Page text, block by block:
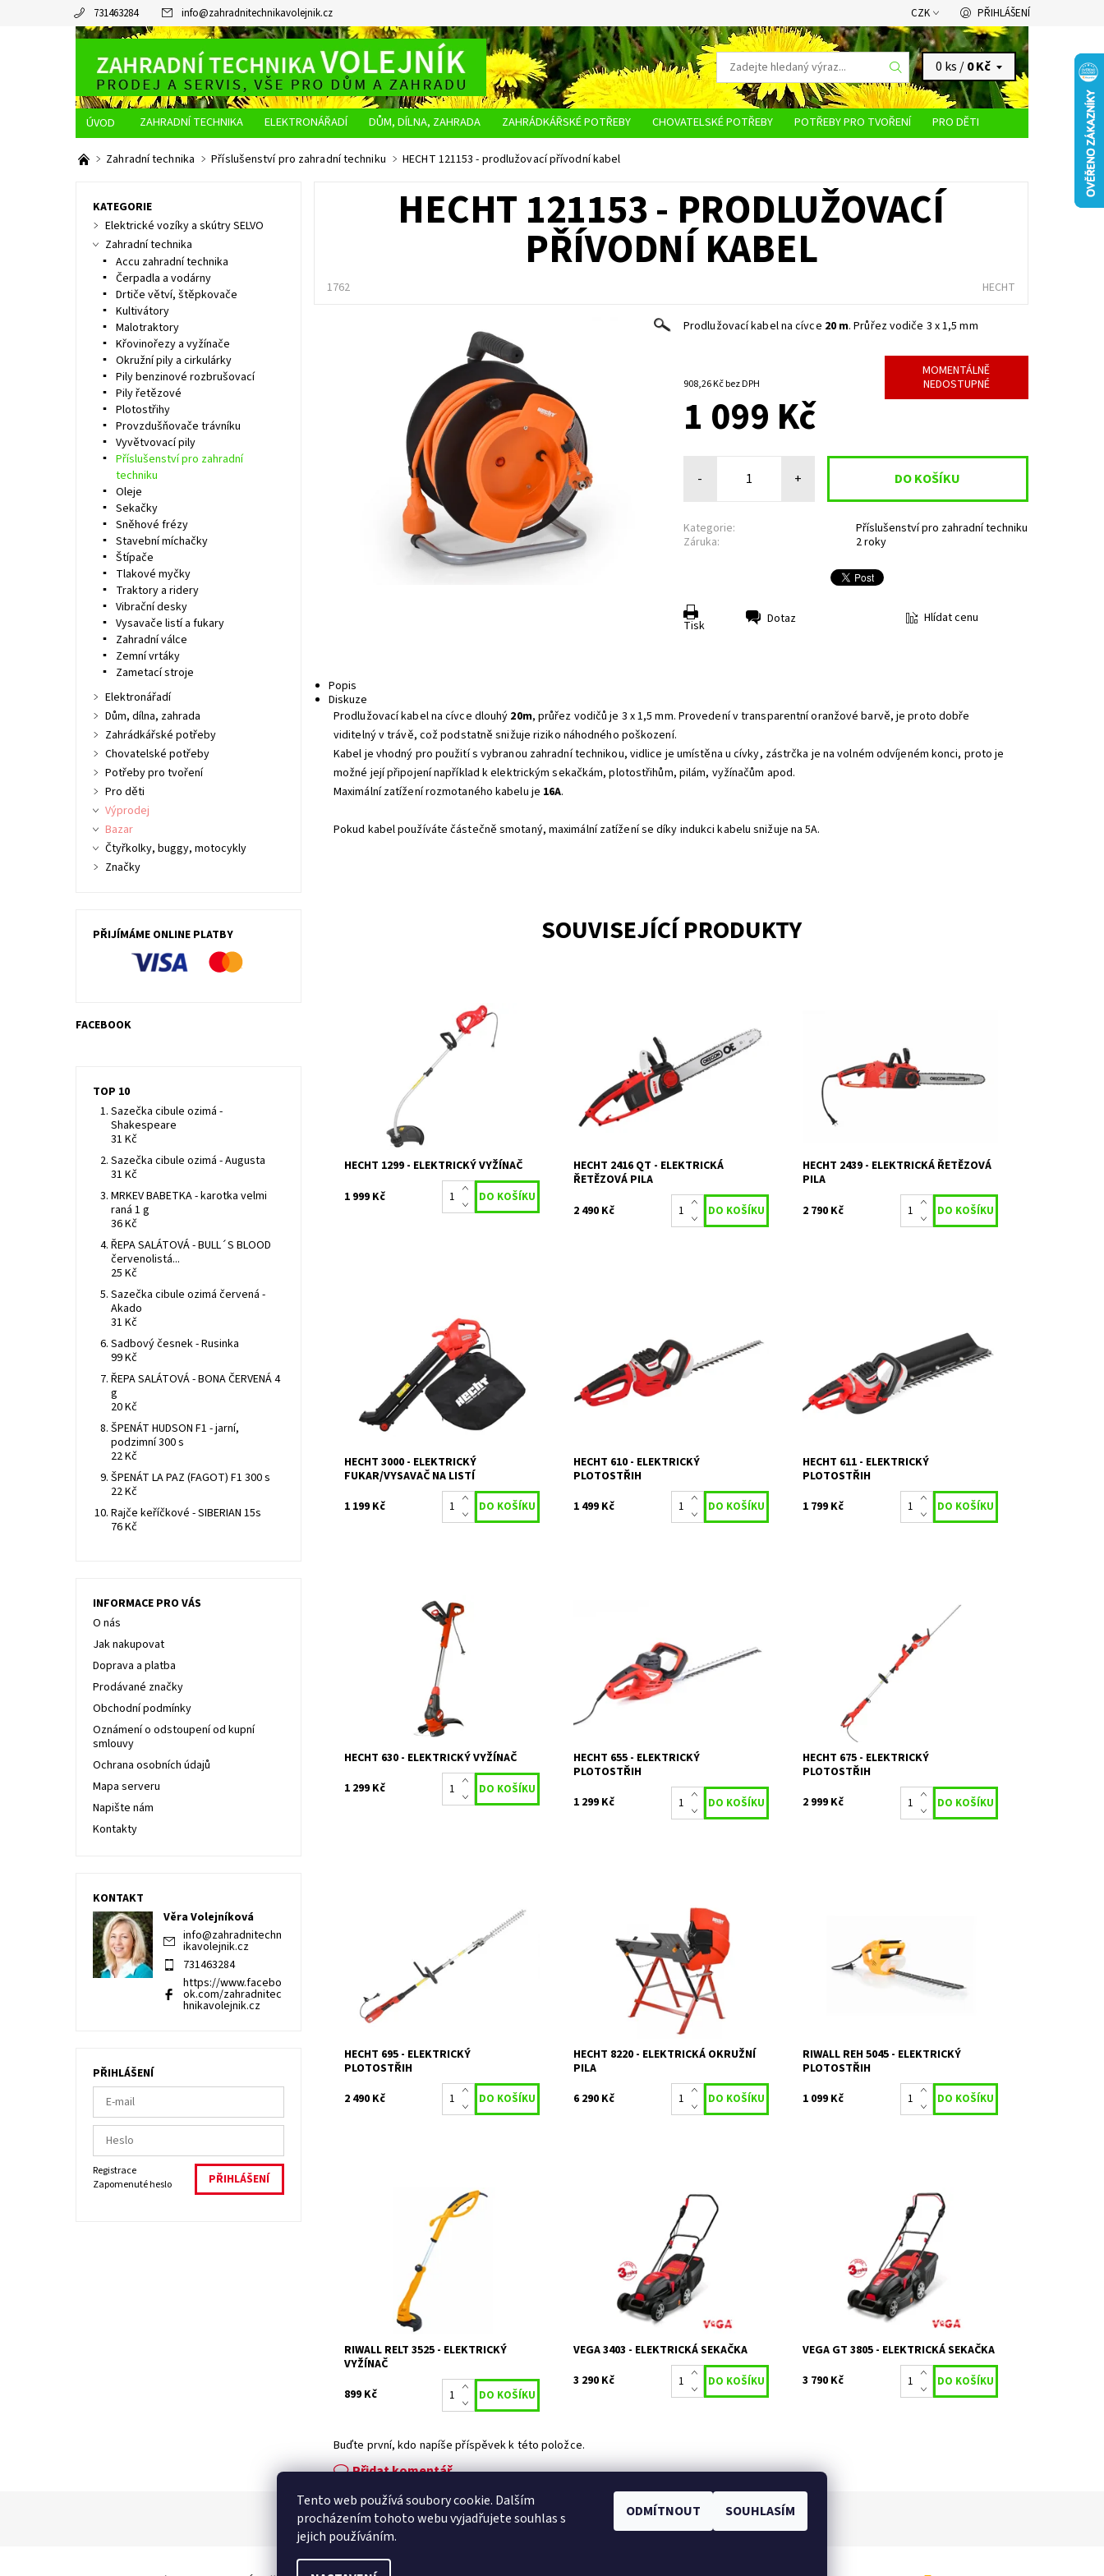
731463284 info@zahradnitechnikavolejnik.cz CZK PŘIHLÁŠENÍ
0 ks /0 Kč
ZAHRADNÍ TECHNIKA ELEKTRONÁŘADÍ DŮM, DÍLNA, ZAHRADA ZAHRÁDKÁŘSKÉ POTŘEBY CHOVATELSKÉ POTŘEBY POTŘEBY PRO TVOŘENÍ
PRO DĚTI
O NÁS
JAK NAKUPOVAT DOPRAVA A PLATBA OBCHODNÍ PODMÍNKY OCHRANA OSOBNÍCH ÚDAJŮ
Zahradní technika Příslušenství pro zahradní techniku HECHT 121153 - prodlužovací přívodní kabel
HECHT 121153 - PRODLUŽOVACÍ
PŘÍVODNÍ KABEL
1762 HECHT
Prodlužovací kabel na cívce 20 m. Průřez vodiče 3 x 1,5 mm
908,26 Kč bez DPH
MOMENTÁLNĚ
NEDOSTUPNÉ
1 099 Kč
- +
Kategorie:
Příslušenství pro zahradní techniku
Záruka:
2 roky
Tisk Dotaz Hlídat cenu
Popis
Diskuze
Prodlužovací kabel na cívce dlouhý 20m, průřez vodičů je 3 x 1,5 mm. Provedení v transparentní oranžové barvě, je proto dobře
viditelný v trávě, což podstatně snižuje riziko náhodného poškození.
Kabel je vhodný pro použití s vybranou zahradní technikou, vidlice je umístěna u cívky, zástrčka je na volném odvíjeném konci, proto je
možné její připojení například k elektrickým sekačkám, plotostřihům, pilám, vyžínačům apod.
Maximální zatížení rozmotaného kabelu je 16A.
Pokud kabel používáte částečně smotaný, maximální zatížení se díky indukci kabelu snižuje na 5A.
SOUVISEJÍCÍ PRODUKTY
Elektrický strunový vyžínač s dělitelnou
hřídelí a ramenním popruhem. Příkon
1200 W. Záběr 38 cm. Hmotnost 4,43 kg.
Dostupnost:
2 roky
HECHT 1299 - ELEKTRICKÝ VYŽÍNAČ
1 999 Kč
Elektrická řetězová pila. SOFT-START.
Příkon 2400 W. Délka lišty 40 cm.
Hmotnost 4,7 kg. Snadné rychloupínání
Dostupnost:
Skladem 1
Kód:
335
Značka:
HECHT 2416 QT - ELEKTRICKÁ
ŘETĚZOVÁ PILA
2 490 Kč
lišty OREGON 40 cm. Hmotnost bez
řezného příslušenství 5 kg. SOFT-
START, zubová opěrka, odlehčení
pnutí...
Dostupnost:
HECHT 2439 - ELEKTRICKÁ ŘETĚZOVÁ
PILA
2 790 Kč
Elektrický vysavač / fukar na listí.
Příkon 3000 W. 45 l sběrný vak. Rychlost
vzduchu 275 km/h.
Dostupnost:
Skladem 2
233
Značka:
HECHT
Záruka:
2 roky
HECHT 3000 - ELEKTRICKÝ
FUKAR/VYSAVAČ NA LISTÍ
1 199 Kč
Délka lišty 61 cm. Max. průměr střihu 24
mm. Hmotnost 3,1 kg.
Dostupnost:
Skladem 1
Kód:
1009
Značka:
HECHT 610 - ELEKTRICKÝ
PLOTOSTŘIH
1 499 Kč
a otočnou rukojetí. Délka lišty 68 cm.
Příkon 750 W. Hmotnost 4 kg.
Dostupnost:
Skladem 1
Kód:
401
Značka:
HECHT
HECHT 611 - ELEKTRICKÝ
PLOTOSTŘIH
1 799 Kč
Elektrický vyžínač s příkonem 600 W.
Je určen pro konečnou úpravu trávníku
po hlavním sečení, nebo menších ploch.
Skladem 1
377
HECHT
2 roky
HECHT 630 - ELEKTRICKÝ VYŽÍNAČ
1 299 Kč
Skladem 1
1006
Značka:
HECHT
Záruka:
2 roky
HECHT 655 - ELEKTRICKÝ
PLOTOSTŘIH
1 299 Kč
Elektrický plotostřih HECHT 675. Příkon
750 W. Celková délka 2,35 - 2,8 m.
Pracovní délka lišty 51 cm. Max. průměr
střihu 28 mm. Hmotnost 5kg.
Skladem 1
HECHT 675 - ELEKTRICKÝ
PLOTOSTŘIH
2 999 Kč
Elektrický plotostřih HECHT 695. Příkon
900 W. Celková délka 2,64 m. Pracovní
délka lišty 41 cm. Max. průměr střihu 20
mm. Hmotnost 4,9 kg.
Skladem 2
Kód:
Značka:
Záruka:
HECHT 695 - ELEKTRICKÝ
PLOTOSTŘIH
2 490 Kč
Elektrická okružní pila s příkonem 2200
W. Max. průměr dřeva 135 mm. Průměr
kotouče 405 mm. Hmotnost 35 kg.
Dostupnost:
Na objednávku
1555
HECHT
2 roky
HECHT 8220 - ELEKTRICKÁ OKRUŽNÍ
PILA
6 290 Kč
Dostupnost:
Skladem 2
1117
RIWALL
2 roky / prodloužená
RIWALL REH 5045 - ELEKTRICKÝ
PLOTOSTŘIH
1 099 Kč
Elektrický vyžínač s lehkým a
výkonným motorem 350 W.
Skladem 1
656
RIWALL
2 roky / prodloužená
RIWALL RELT 3525 - ELEKTRICKÝ
VYŽÍNAČ
899 Kč
VeGA GT 3403 elektrická sekačka
Do týdne
1612
VeGA
2 roky / prodloužená
záruka 3 roky
VEGA 3403 - ELEKTRICKÁ SEKAČKA
3 290 Kč
VeGA GT 3805 elektrická sekačka
Objednáno
1615
VeGA
2 roky / prodloužená
záruka 3 roky
VEGA GT 3805 - ELEKTRICKÁ SEKAČKA
3 790 Kč
Buďte první, kdo napíše příspěvek k této položce.
Přidat komentář
KATEGORIE
Elektrické vozíky a skútry SELVO
Zahradní technika
Accu zahradní technika
Čerpadla a vodárny
Drtiče větví, štěpkovače
Kultivátory
Malotraktory
Křovinořezy a vyžínače
Okružní pily a cirkulárky
Pily benzinové rozbrušovací
Pily řetězové
Plotostřihy
Provzdušňovače trávníku
Vyvětvovací pily
Příslušenství pro zahradní
techniku
Oleje
Sekačky
Sněhové frézy
Stavební míchačky
Štípače
Tlakové myčky
Traktory a ridery
Vibrační desky
Vysavače listí a fukary
Zahradní válce
Zemní vrtáky
Zametací stroje
Elektronářadí
Dům, dílna, zahrada
Zahrádkářské potřeby
Chovatelské potřeby
Potřeby pro tvoření
Pro děti
Výprodej
Bazar
Čtyřkolky, buggy, motocykly
Značky
PŘIJÍMÁME ONLINE PLATBY
FACEBOOK
TOP 10
Sazečka cibule ozimá -
Shakespeare
31 Kč
Sazečka cibule ozimá - Augusta
31 Kč
MRKEV BABETKA - karotka velmi
raná 1 g
36 Kč
ŘEPA SALÁTOVÁ - BULL´S BLOOD
červenolistá...
25 Kč
Sazečka cibule ozimá červená -
Akado
31 Kč
Sadbový česnek - Rusinka
99 Kč
ŘEPA SALÁTOVÁ - BONA ČERVENÁ 4
g
20 Kč
ŠPENÁT HUDSON F1 - jarní,
podzimní 300 s
22 Kč
ŠPENÁT LA PAZ (FAGOT) F1 300 s
22 Kč
Rajče keříčkové - SIBERIAN 15s
76 Kč
INFORMACE PRO VÁS
O nás
Jak nakupovat
Doprava a platba
Prodávané značky
Obchodní podmínky
Oznámení o odstoupení od kupní
smlouvy
Ochrana osobních údajů
Mapa serveru
Napište nám
Kontakty
KONTAKT
Věra Volejníková
info@zahradnitechn
ikavolejnik.cz
731463284
https://www.facebo
ok.com/zahradnitec
hnikavolejnik.cz
PŘIHLÁŠENÍ
Registrace
Zapomenuté heslo
Facebook | Heureka.cz Zboží.cz
Tento web používá soubory cookie. Dalším
procházením tohoto webu vyjadřujete souhlas s
jejich používáním.
ODMÍTNOUT SOUHLASÍM